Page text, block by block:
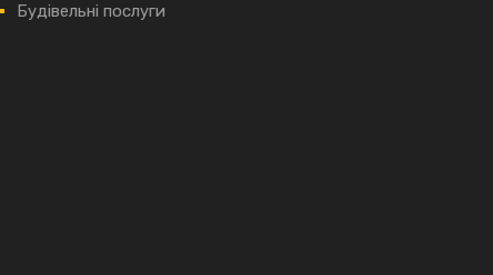
Будівельні послуги